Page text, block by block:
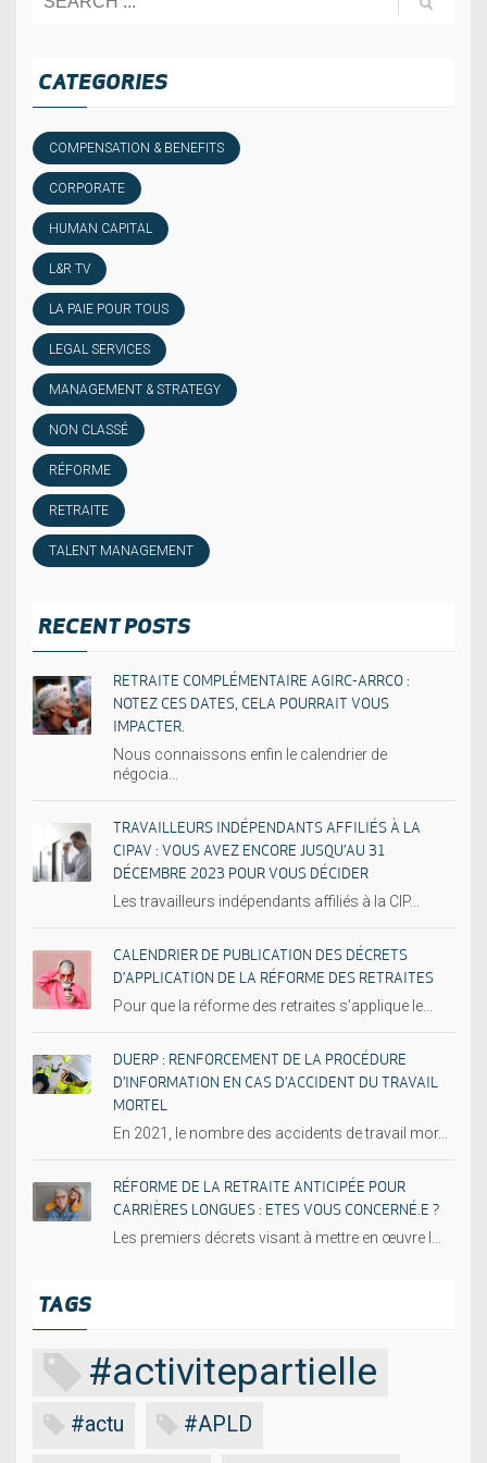
CATEGORIES
COMPENSATION & BENEFITS
CORPORATE
HUMAN CAPITAL
L&R TV
LA PAIE POUR TOUS
LEGAL SERVICES
MANAGEMENT & STRATEGY
NON CLASSÉ
RÉFORME
RETRAITE
TALENT MANAGEMENT
RECENT POSTS
RETRAITE COMPLÉMENTAIRE AGIRC-ARRCO :
NOTEZ CES DATES, CELA POURRAIT VOUS
IMPACTER.
Nous connaissons enfin le calendrier de
négocia...
TRAVAILLEURS INDÉPENDANTS AFFILIÉS À LA
CIPAV : VOUS AVEZ ENCORE JUSQU’AU 31
DÉCEMBRE 2023 POUR VOUS DÉCIDER
Les travailleurs indépendants affiliés à la CIP...
CALENDRIER DE PUBLICATION DES DÉCRETS
D’APPLICATION DE LA RÉFORME DES RETRAITES
Pour que la réforme des retraites s’applique le...
DUERP : RENFORCEMENT DE LA PROCÉDURE
D’INFORMATION EN CAS D’ACCIDENT DU TRAVAIL
MORTEL
En 2021, le nombre des accidents de travail mor...
RÉFORME DE LA RETRAITE ANTICIPÉE POUR
CARRIÈRES LONGUES : ETES VOUS CONCERNÉ.E ?
Les premiers décrets visant à mettre en œuvre l...
TAGS
#activitepartielle
#actu #APLD